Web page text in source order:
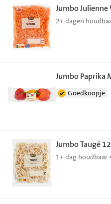
Jumbo
2+ dagen
Jumbo Paprika
Goedkoopje
Jumbo Taugé
1+ dag houdbaar